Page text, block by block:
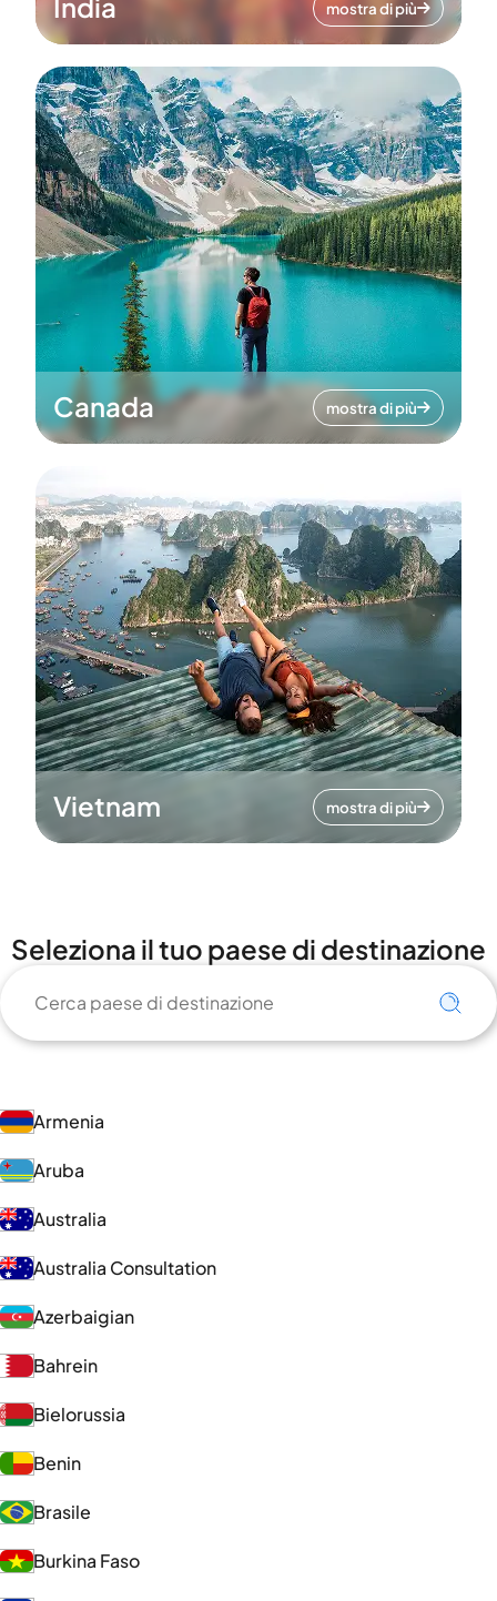
India mostra di più
Canada mostra di più
Vietnam mostra di più
Seleziona il tuo paese di destinazione
Armenia
Aruba
Australia
Australia Consultation
Azerbaigian
Bahrein
Bielorussia
Benin
Brasile
Burkina Faso